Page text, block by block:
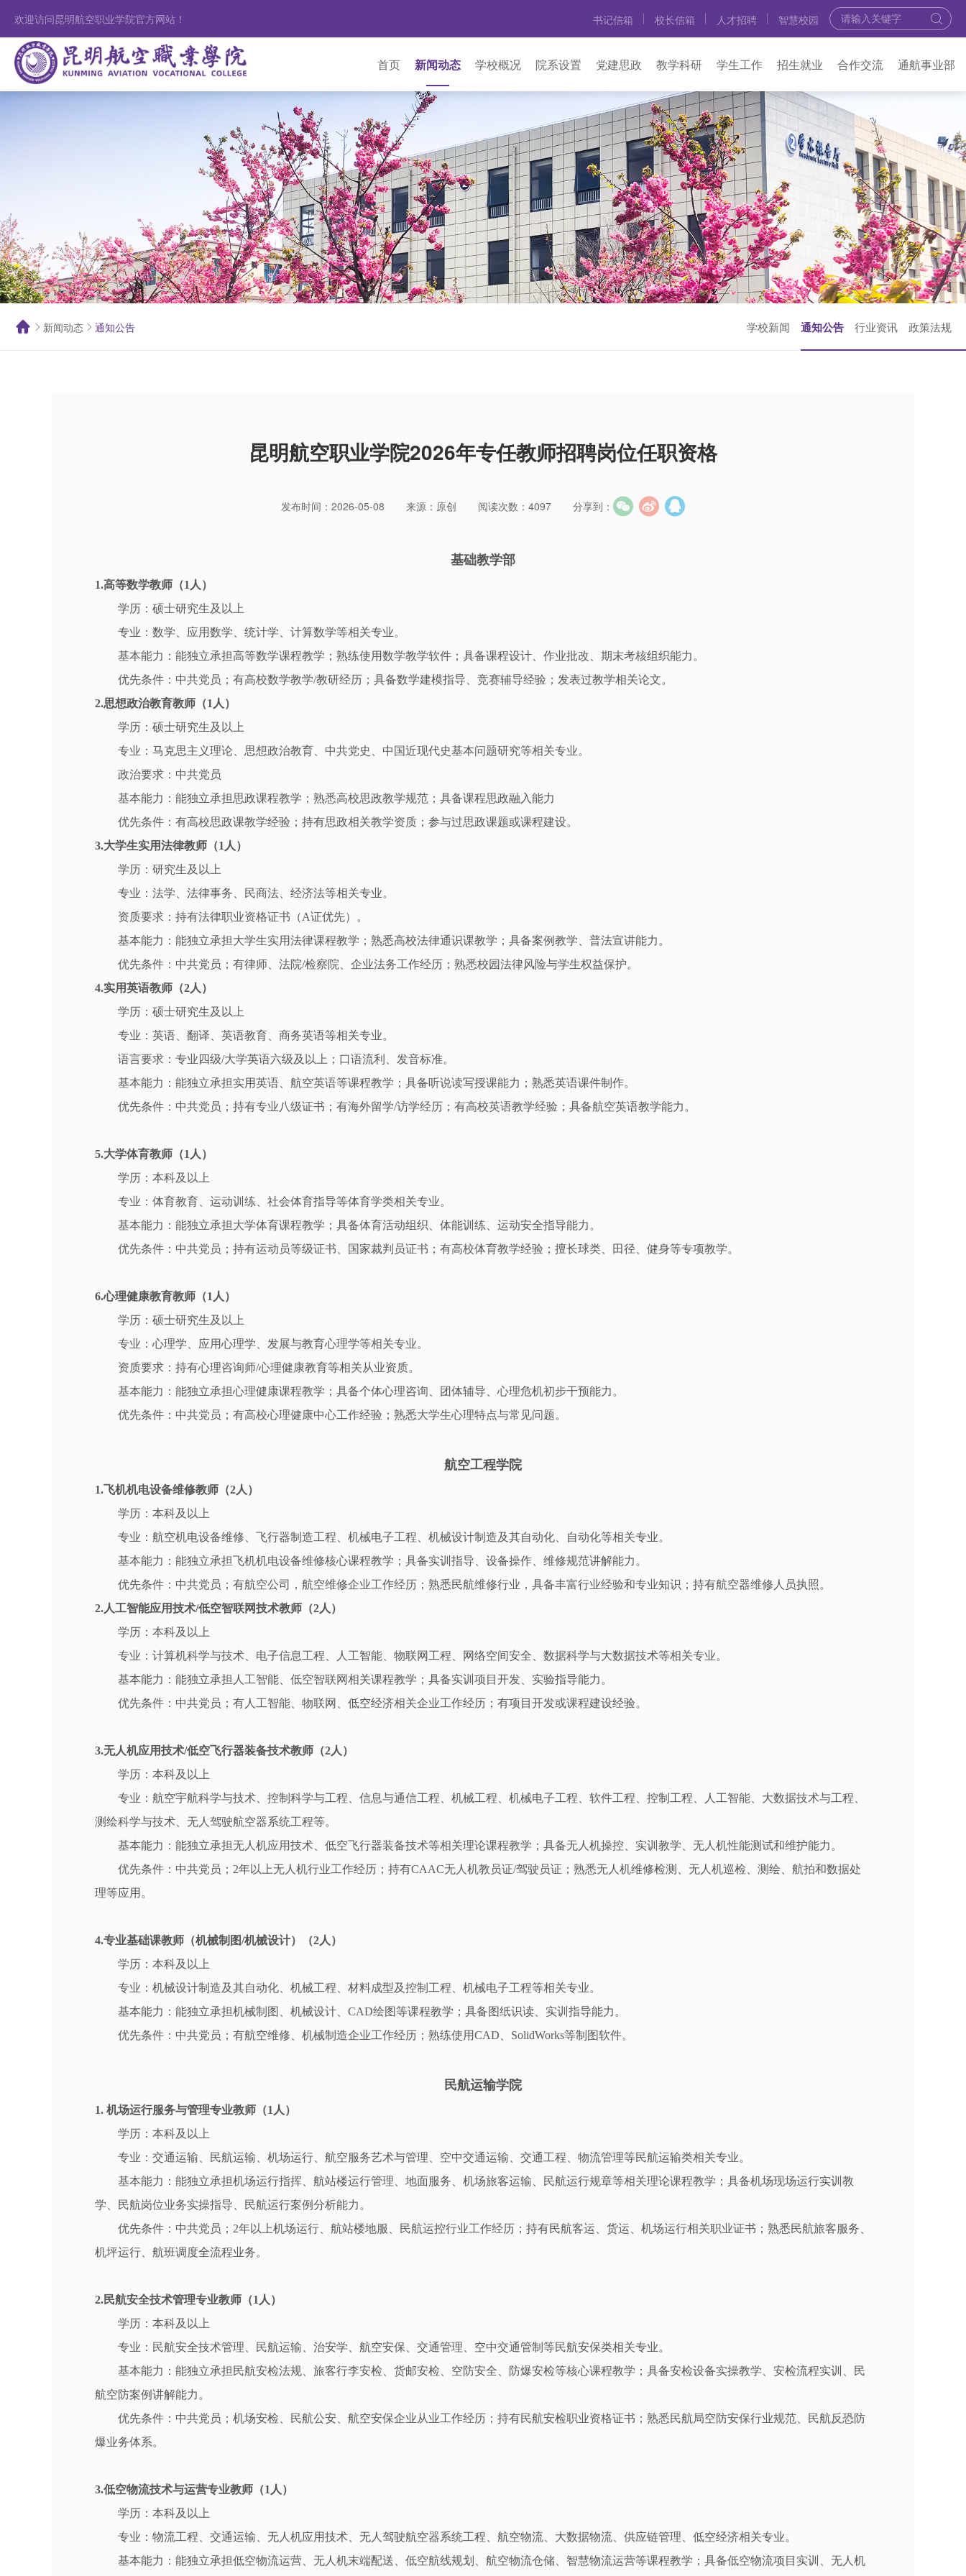
欢迎访问昆明航空职业学院官方网站！ 书记信箱 校长信箱 人才招聘 智慧校园
首页 新闻动态 学校概况 院系设置 党建思政 教学科研 学生工作 招生就业 合作交流 通航事业部
新闻动态 通知公告 学校新闻 通知公告 行业资讯 政策法规
昆明航空职业学院2026年专任教师招聘岗位任职资格
发布时间：2026-05-08 来源：原创 阅读次数：4097 分享到：
基础教学部
1.高等数学教师（1人）
学历：硕士研究生及以上
专业：数学、应用数学、统计学、计算数学等相关专业。
基本能力：能独立承担高等数学课程教学；熟练使用数学教学软件；具备课程设计、作业批改、期末考核组织能力。
优先条件：中共党员；有高校数学教学/教研经历；具备数学建模指导、竞赛辅导经验；发表过教学相关论文。
2.思想政治教育教师（1人）
学历：硕士研究生及以上
专业：马克思主义理论、思想政治教育、中共党史、中国近现代史基本问题研究等相关专业。
政治要求：中共党员
基本能力：能独立承担思政课程教学；熟悉高校思政教学规范；具备课程思政融入能力
优先条件：有高校思政课教学经验；持有思政相关教学资质；参与过思政课题或课程建设。
3.大学生实用法律教师（1人）
学历：研究生及以上
专业：法学、法律事务、民商法、经济法等相关专业。
资质要求：持有法律职业资格证书（A证优先）。
基本能力：能独立承担大学生实用法律课程教学；熟悉高校法律通识课教学；具备案例教学、普法宣讲能力。
优先条件：中共党员；有律师、法院/检察院、企业法务工作经历；熟悉校园法律风险与学生权益保护。
4.实用英语教师（2人）
学历：硕士研究生及以上
专业：英语、翻译、英语教育、商务英语等相关专业。
语言要求：专业四级/大学英语六级及以上；口语流利、发音标准。
基本能力：能独立承担实用英语、航空英语等课程教学；具备听说读写授课能力；熟悉英语课件制作。
优先条件：中共党员；持有专业八级证书；有海外留学/访学经历；有高校英语教学经验；具备航空英语教学能力。
5.大学体育教师（1人）
学历：本科及以上
专业：体育教育、运动训练、社会体育指导等体育学类相关专业。
基本能力：能独立承担大学体育课程教学；具备体育活动组织、体能训练、运动安全指导能力。
优先条件：中共党员；持有运动员等级证书、国家裁判员证书；有高校体育教学经验；擅长球类、田径、健身等专项教学。
6.心理健康教育教师（1人）
学历：硕士研究生及以上
专业：心理学、应用心理学、发展与教育心理学等相关专业。
资质要求：持有心理咨询师/心理健康教育等相关从业资质。
基本能力：能独立承担心理健康课程教学；具备个体心理咨询、团体辅导、心理危机初步干预能力。
优先条件：中共党员；有高校心理健康中心工作经验；熟悉大学生心理特点与常见问题。
航空工程学院
1.飞机机电设备维修教师（2人）
学历：本科及以上
专业：航空机电设备维修、飞行器制造工程、机械电子工程、机械设计制造及其自动化、自动化等相关专业。
基本能力：能独立承担飞机机电设备维修核心课程教学；具备实训指导、设备操作、维修规范讲解能力。
优先条件：中共党员；有航空公司，航空维修企业工作经历；熟悉民航维修行业，具备丰富行业经验和专业知识；持有航空器维修人员执照。
2.人工智能应用技术/低空智联网技术教师（2人）
学历：本科及以上
专业：计算机科学与技术、电子信息工程、人工智能、物联网工程、网络空间安全、数据科学与大数据技术等相关专业。
基本能力：能独立承担人工智能、低空智联网相关课程教学；具备实训项目开发、实验指导能力。
优先条件：中共党员；有人工智能、物联网、低空经济相关企业工作经历；有项目开发或课程建设经验。
3.无人机应用技术/低空飞行器装备技术教师（2人）
学历：本科及以上
专业：航空宇航科学与技术、控制科学与工程、信息与通信工程、机械工程、机械电子工程、软件工程、控制工程、人工智能、大数据技术与工程、
测绘科学与技术、无人驾驶航空器系统工程等。
基本能力：能独立承担无人机应用技术、低空飞行器装备技术等相关理论课程教学；具备无人机操控、实训教学、无人机性能测试和维护能力。
优先条件：中共党员；2年以上无人机行业工作经历；持有CAAC无人机教员证/驾驶员证；熟悉无人机维修检测、无人机巡检、测绘、航拍和数据处
理等应用。
4.专业基础课教师（机械制图/机械设计）（2人）
学历：本科及以上
专业：机械设计制造及其自动化、机械工程、材料成型及控制工程、机械电子工程等相关专业。
基本能力：能独立承担机械制图、机械设计、CAD绘图等课程教学；具备图纸识读、实训指导能力。
优先条件：中共党员；有航空维修、机械制造企业工作经历；熟练使用CAD、SolidWorks等制图软件。
民航运输学院
1. 机场运行服务与管理专业教师（1人）
学历：本科及以上
专业：交通运输、民航运输、机场运行、航空服务艺术与管理、空中交通运输、交通工程、物流管理等民航运输类相关专业。
基本能力：能独立承担机场运行指挥、航站楼运行管理、地面服务、机场旅客运输、民航运行规章等相关理论课程教学；具备机场现场运行实训教
学、民航岗位业务实操指导、民航运行案例分析能力。
优先条件：中共党员；2年以上机场运行、航站楼地服、民航运控行业工作经历；持有民航客运、货运、机场运行相关职业证书；熟悉民航旅客服务、
机坪运行、航班调度全流程业务。
2.民航安全技术管理专业教师（1人）
学历：本科及以上
专业：民航安全技术管理、民航运输、治安学、航空安保、交通管理、空中交通管制等民航安保类相关专业。
基本能力：能独立承担民航安检法规、旅客行李安检、货邮安检、空防安全、防爆安检等核心课程教学；具备安检设备实操教学、安检流程实训、民
航空防案例讲解能力。
优先条件：中共党员；机场安检、民航公安、航空安保企业从业工作经历；持有民航安检职业资格证书；熟悉民航局空防安保行业规范、民航反恐防
爆业务体系。
3.低空物流技术与运营专业教师（1人）
学历：本科及以上
专业：物流工程、交通运输、无人机应用技术、无人驾驶航空器系统工程、航空物流、大数据物流、供应链管理、低空经济相关专业。
基本能力：能独立承担低空物流运营、无人机末端配送、低空航线规划、航空物流仓储、智慧物流运营等课程教学；具备低空物流项目实训、无人机